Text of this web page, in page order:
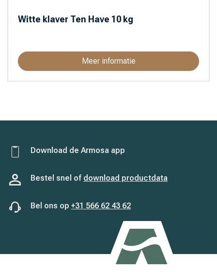
Witte klaver Ten Have 10 kg
Meer informatie
Download de Armosa app
Bestel snel of download productdata
Bel ons op +31 566 62 43 62